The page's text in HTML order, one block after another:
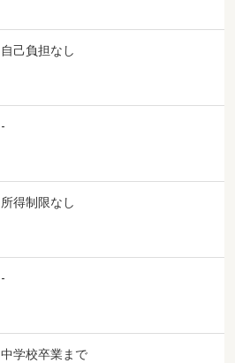
自己負担なし
-
所得制限なし
-
中学校卒業まで